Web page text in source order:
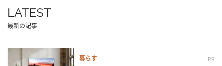
LATEST
最新の記事
暮らす PR